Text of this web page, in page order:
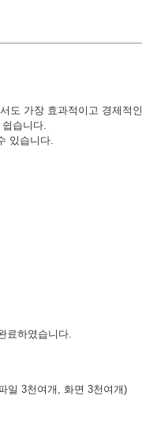
도 가장 효과적이고 경제적인
습니다.
있습니다.
료하였습니다.
일 3천여개, 화면 3천여개)